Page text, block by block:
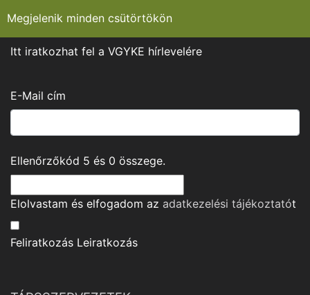
Megjelenik minden csütörtökön
Itt iratkozhat fel a VGYKE hírlevelére
E-Mail cím
Ellenőrzőkód 5 és 0 összege.
Elolvastam és elfogadom az adatkezelési tájékoztatót
Feliratkozás Leiratkozás